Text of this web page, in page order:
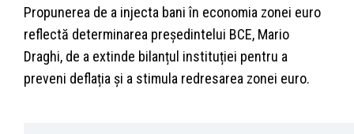
Propunerea de a injecta bani în economia zonei euro
reflectă determinarea președintelui BCE, Mario
Draghi, de a extinde bilanțul instituției pentru a
preveni deflația și a stimula redresarea zonei euro.